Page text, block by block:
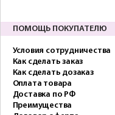
ПОМОЩЬ ПОКУПАТЕЛЮ
Условия сотрудничества
Как сделать заказ
Как сделать дозаказ
Оплата товара
Доставка по РФ
Преимущества